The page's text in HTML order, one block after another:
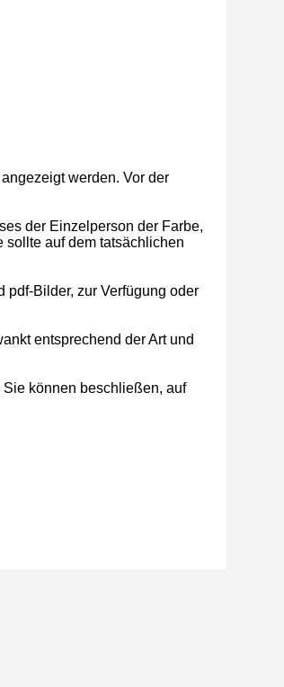
werden. Vor der
der Einzelperson der Farbe,
auf dem tatsächlichen
pdf-Bilder, zur Verfügung oder
entsprechend der Art und
Sie können beschließen, auf